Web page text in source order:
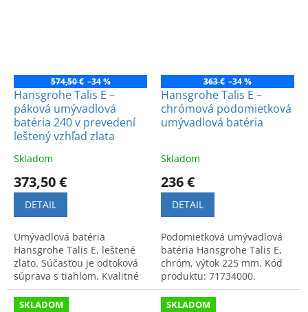
574,50 € –34 %
Hansgrohe Talis E –
páková umývadlová
batéria 240 v prevedení
leštený vzhľad zlata
Skladom
373,50 €
DETAIL
Umývadlová batéria
Hansgrohe Talis E, leštené
zlato. Súčasťou je odtoková
súprava s tiahlom. Kvalitné
prevedenie a moderný
dizajn. Kód: 71716990.
363 € –34 %
Hansgrohe Talis E –
chrómová podomietková
umývadlová batéria
Skladom
236 €
DETAIL
Podomietková umývadlová
batéria Hansgrohe Talis E,
chróm, výtok 225 mm. Kód
produktu: 71734000.
SKLADOM SKLADOM